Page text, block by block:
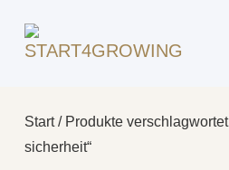
Start/ Produkte
sicherheit“